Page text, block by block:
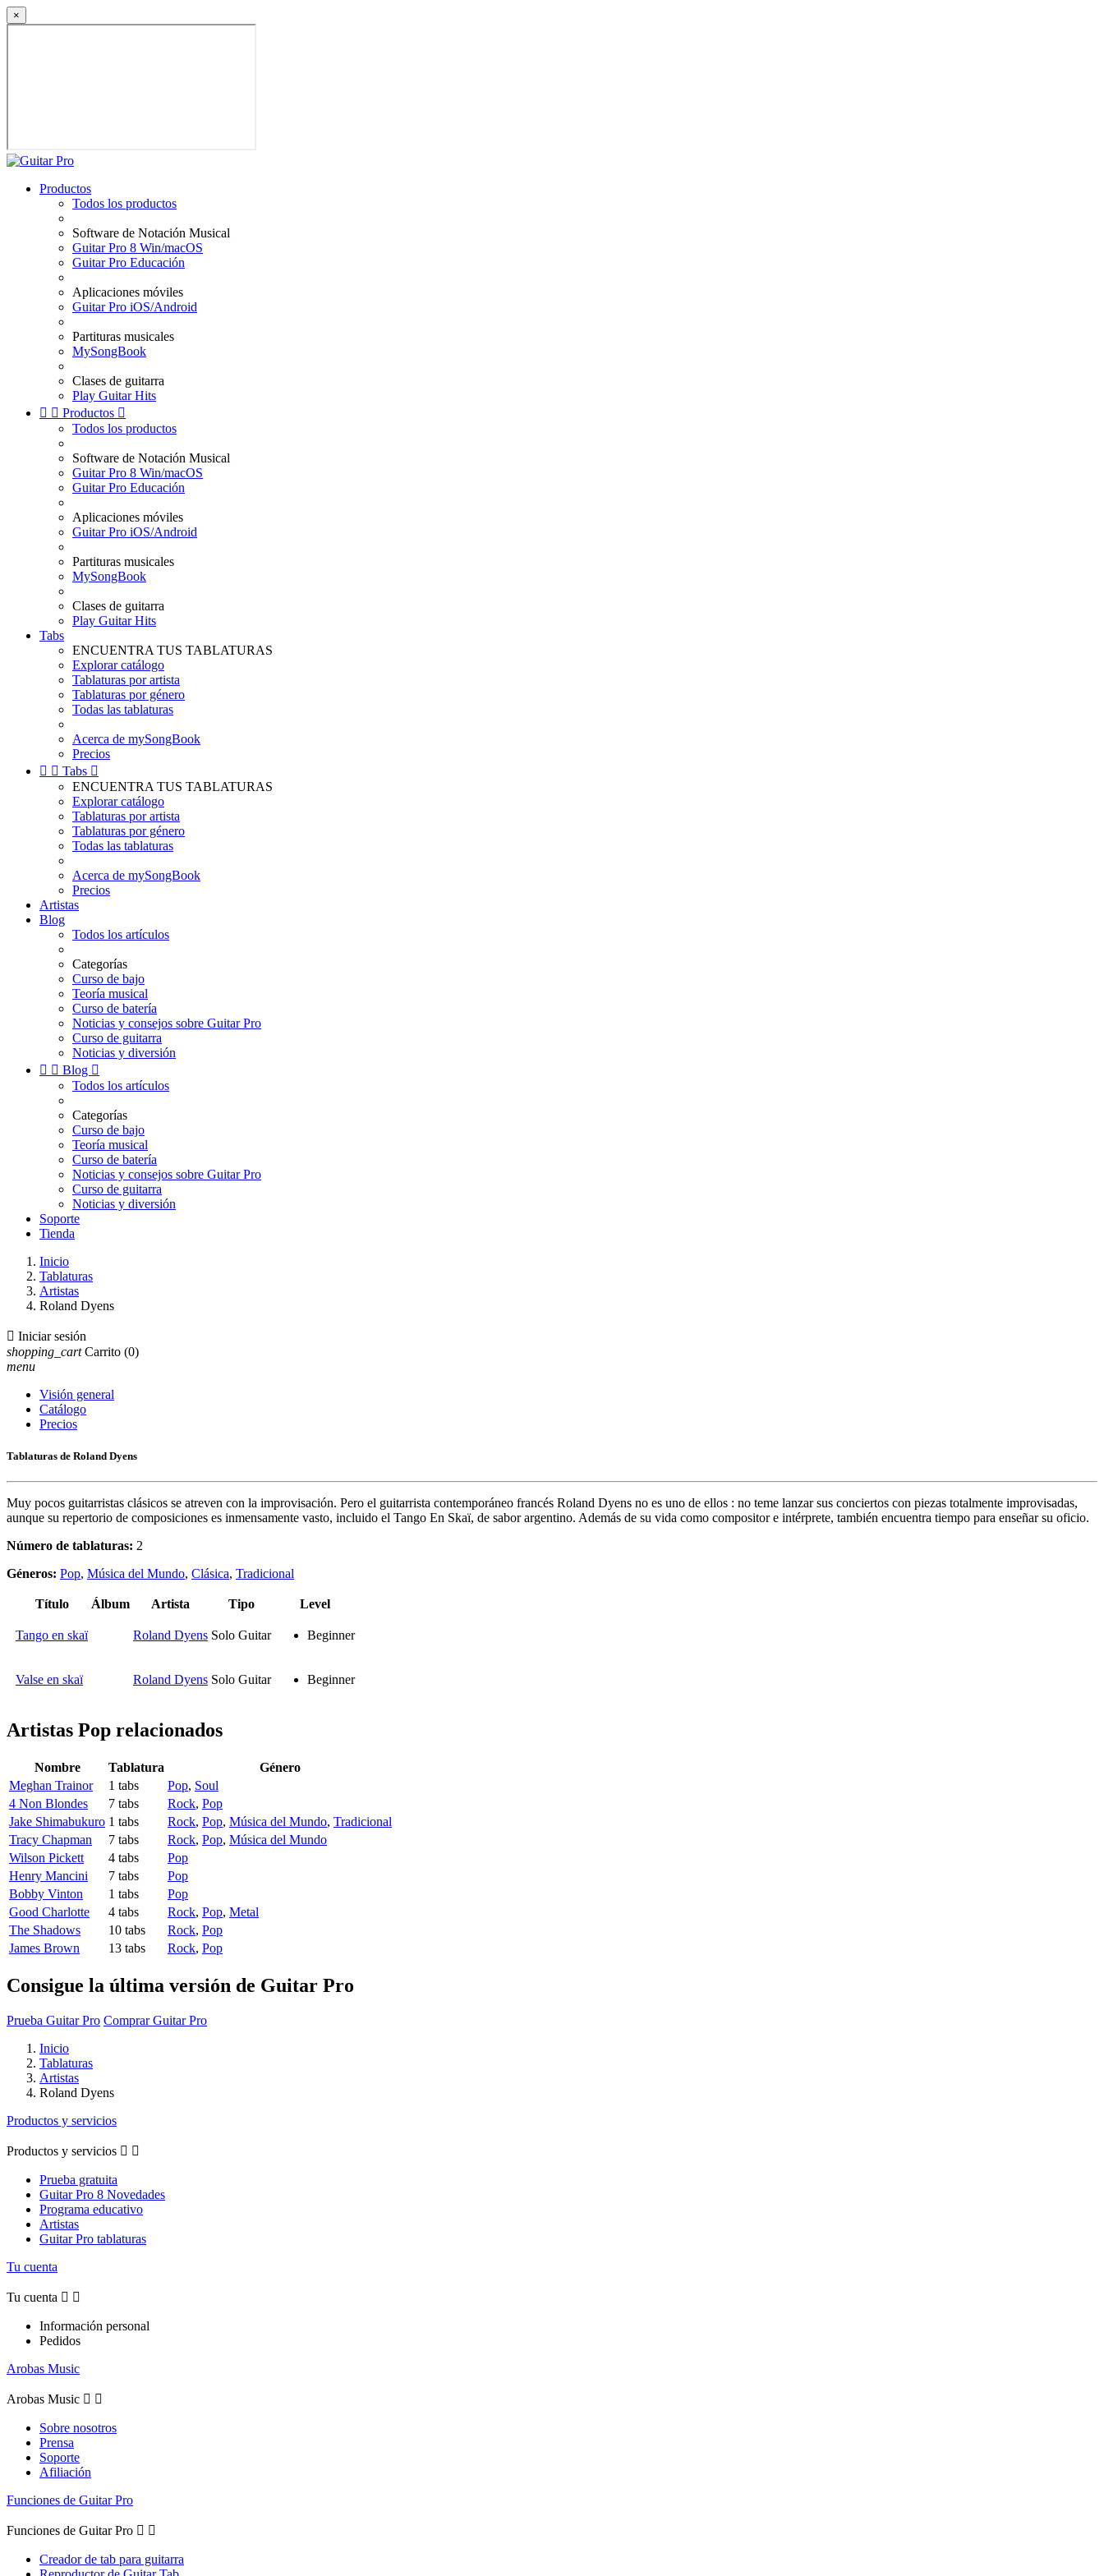
×
Productos
Todos los productos
Software de Notación Musical
Guitar Pro 8 Win/macOS
Guitar Pro Educación
Aplicaciones móviles
Guitar Pro iOS/Android
Partituras musicales
MySongBook
Clases de guitarra
Play Guitar Hits
  Productos 
Todos los productos
Software de Notación Musical
Guitar Pro 8 Win/macOS
Guitar Pro Educación
Aplicaciones móviles
Guitar Pro iOS/Android
Partituras musicales
MySongBook
Clases de guitarra
Play Guitar Hits
Tabs
ENCUENTRA TUS TABLATURAS
Explorar catálogo
Tablaturas por artista
Tablaturas por género
Todas las tablaturas
Acerca de mySongBook
Precios
  Tabs 
ENCUENTRA TUS TABLATURAS
Explorar catálogo
Tablaturas por artista
Tablaturas por género
Todas las tablaturas
Acerca de mySongBook
Precios
Artistas
Blog
Todos los artículos
Categorías
Curso de bajo
Teoría musical
Curso de batería
Noticias y consejos sobre Guitar Pro
Curso de guitarra
Noticias y diversión
  Blog 
Todos los artículos
Categorías
Curso de bajo
Teoría musical
Curso de batería
Noticias y consejos sobre Guitar Pro
Curso de guitarra
Noticias y diversión
Soporte
Tienda
Inicio
Tablaturas
Artistas
Roland Dyens
 Iniciar sesión
shopping_cart Carrito (0)
menu
Visión general
Catálogo
Precios
Tablaturas de Roland Dyens
Muy pocos guitarristas clásicos se atreven con la improvisación. Pero el guitarrista contemporáneo francés Roland Dyens no es uno de ellos : no teme lanzar sus conciertos con piezas totalmente improvisadas,
aunque su repertorio de composiciones es inmensamente vasto, incluido el Tango En Skaï, de sabor argentino. Además de su vida como compositor e intérprete, también encuentra tiempo para enseñar su oficio.
Número de tablaturas: 2
Géneros: Pop, Música del Mundo, Clásica, Tradicional
Título Álbum Artista Tipo Level
Tango en skaï Roland Dyens Solo Guitar Beginner
Valse en skaï Roland Dyens Solo Guitar Beginner
Artistas Pop relacionados
Nombre Tablatura
Género
Meghan Trainor
1 tabs Pop, Soul
4 Non Blondes
7 tabs Rock, Pop
Jake Shimabukuro 1 tabs Rock, Pop, Música del Mundo, Tradicional
Tracy Chapman
7 tabs Rock, Pop, Música del Mundo
Wilson Pickett
4 tabs
Pop
Henry Mancini
7 tabs
Pop
Bobby Vinton
1 tabs
Pop
Good Charlotte
4 tabs Rock, Pop, Metal
The Shadows
10 tabs Rock, Pop
James Brown
13 tabs Rock, Pop
Consigue la última versión de Guitar Pro
Prueba Guitar Pro Comprar Guitar Pro
Inicio
Tablaturas
Artistas
Roland Dyens
Productos y servicios
Productos y servicios  
Prueba gratuita
Guitar Pro 8 Novedades
Programa educativo
Artistas
Guitar Pro tablaturas
Tu cuenta
Tu cuenta  
Información personal
Pedidos
Arobas Music
Arobas Music  
Sobre nosotros
Prensa
Soporte
Afiliación
Funciones de Guitar Pro
Funciones de Guitar Pro  
Creador de tab para guitarra